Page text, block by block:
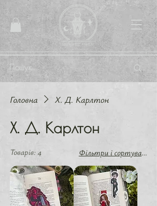
Головна Х. Д. Карлтон
Х. Д. Карлтон
Товарів: 4 Фільтри і сортування